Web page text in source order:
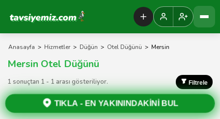
Tavsiyemiz Anasayfa
Anasayfa > Hizmetler > Düğün > Otel Düğünü > Mersin
Mersin Otel Düğünü
1 sonuçtan 1 - 1 arası gösteriliyor. Filtrele
TIKLA - EN YAKININDAKİNİ BUL